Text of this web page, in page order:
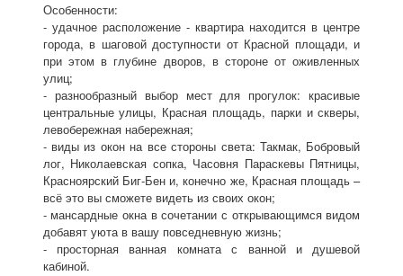
Особенности:
- удачное расположение - квартира находится в центре
города, в шаговой доступности от Красной площади, и
при этом в глубине дворов, в стороне от оживленных
улиц;
- разнообразный выбор мест для прогулок: красивые
центральные улицы, Красная площадь, парки и скверы,
левобережная набережная;
- виды из окон на все стороны света: Такмак, Бобровый
лог, Николаевская сопка, Часовня Параскевы Пятницы,
Красноярский Биг-Бен и, конечно же, Красная площадь –
всё это вы сможете видеть из своих окон;
- мансардные окна в сочетании с открывающимся видом
добавят уюта в вашу повседневную жизнь;
- просторная ванная комната с ванной и душевой
кабиной.